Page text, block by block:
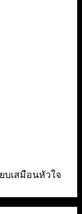
บเสมือนหัวใจ